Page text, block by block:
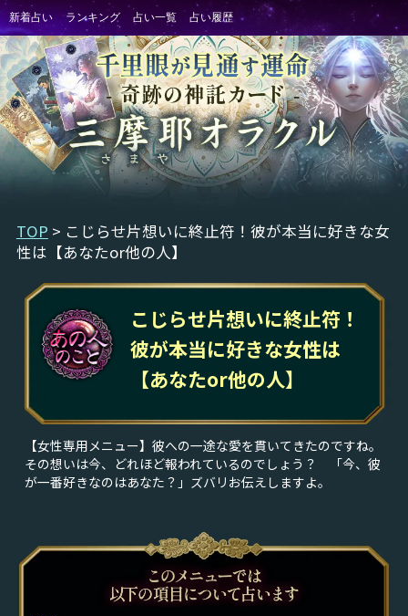
TOP > こじらせ片想いに終止符！彼が本当に好きな女
性は【あなたor他の人】
こじらせ片想いに終止符！
彼が本当に好きな女性は
【あなたor他の人】
【女性専用メニュー】彼への一途な愛を貫いてきたのですね。
その想いは今、どれほど報われているのでしょう？ 「今、彼
が一番好きなのはあなた？」ズバリお伝えしますよ。